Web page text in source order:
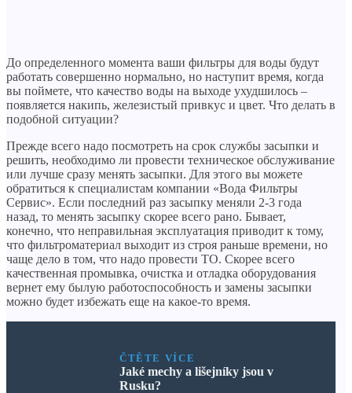
До определенного момента ваши фильтры для воды будут
работать совершенно нормально, но наступит время, когда
вы поймете, что качество воды на выходе ухудшилось –
появляется накипь, железистый привкус и цвет. Что делать в
подобной ситуации?
Прежде всего надо посмотреть на срок службы засыпки и
решить, необходимо ли провести техническое обслуживание
или лучше сразу менять засыпки. Для этого вы можете
обратиться к специалистам компании «Вода Фильтры
Сервис». Если последний раз засыпку меняли 2-3 года
назад, то менять засыпку скорее всего рано. Бывает,
конечно, что неправильная эксплуатация приводит к тому,
что фильтроматериал выходит из строя раньше времени, но
чаще дело в том, что надо провести ТО. Скорее всего
качественная промывка, очистка и отладка оборудования
вернет ему былую работоспособность и замены засыпки
можно будет избежать еще на какое-то время.
ČTĚTE VÍCE
Jaké mechy a lišejníky jsou v
Rusku?